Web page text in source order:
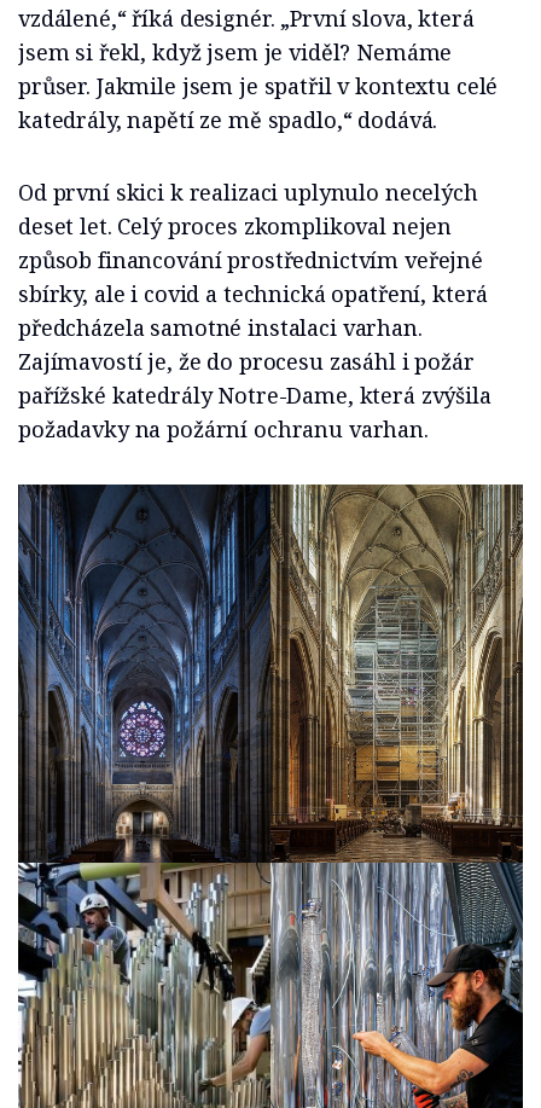
vzdálené,“ říká designér. „První slova, která
jsem si řekl, když jsem je viděl? Nemáme
průser. Jakmile jsem je spatřil v kontextu celé
katedrály, napětí ze mě spadlo,“ dodává.
Od první skici k realizaci uplynulo necelých
deset let. Celý proces zkomplikoval nejen
způsob financování prostřednictvím veřejné
sbírky, ale i covid a technická opatření, která
předcházela samotné instalaci varhan.
Zajímavostí je, že do procesu zasáhl i požár
pařížské katedrály Notre-Dame, která zvýšila
požadavky na požární ochranu varhan.